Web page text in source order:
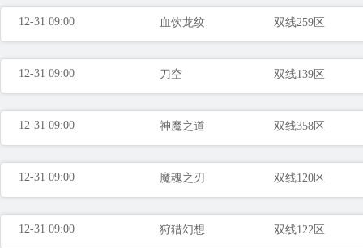
12-31 09:00 血饮龙纹 双线259区
12-31 09:00 刀空 双线139区
12-31 09:00 神魔之道 双线358区
12-31 09:00 魔魂之刃 双线120区
12-31 09:00 狩猎幻想 双线122区